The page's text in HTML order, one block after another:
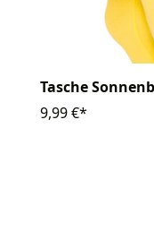
Tasche
9,99 €*